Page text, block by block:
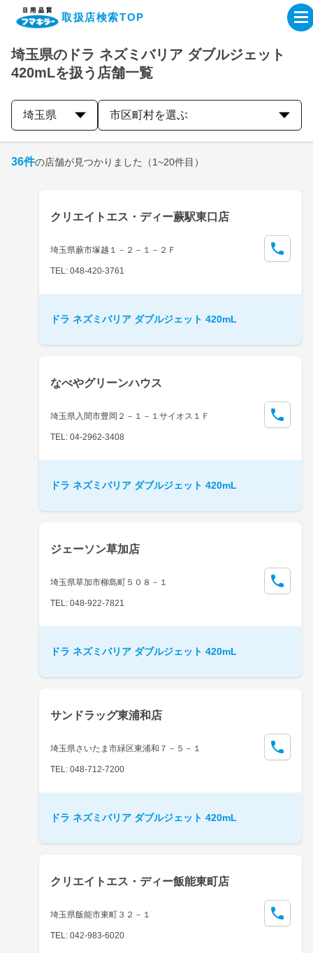
取扱店検索TOP
企業・IR情報サイト
製品情報サイト
取扱店検索はこちら
埼玉県のドラ ネズミバリア ダブルジェット
420mLを扱う店舗一覧
埼玉県 市区町村を選ぶ
36件の店舗が見つかりました （1~20件目）
クリエイトエス・ディー蕨駅東口店
埼玉県蕨市塚越１－２－１－２Ｆ
TEL: 048-420-3761
ドラ ネズミバリア ダブルジェット 420mL
なべやグリーンハウス
埼玉県入間市豊岡２－１－１サイオス１Ｆ
TEL: 04-2962-3408
ドラ ネズミバリア ダブルジェット 420mL
ジェーソン草加店
埼玉県草加市柳島町５０８－１
TEL: 048-922-7821
ドラ ネズミバリア ダブルジェット 420mL
サンドラッグ東浦和店
埼玉県さいたま市緑区東浦和７－５－１
TEL: 048-712-7200
ドラ ネズミバリア ダブルジェット 420mL
クリエイトエス・ディー飯能東町店
埼玉県飯能市東町３２－１
TEL: 042-983-6020